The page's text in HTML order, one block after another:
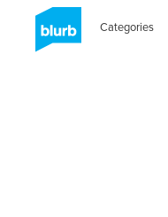
Categories